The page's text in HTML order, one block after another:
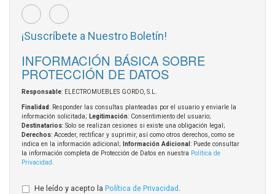
¡Suscríbete a Nuestro Boletín!
INFORMACIÓN BÁSICA SOBRE
PROTECCIÓN DE DATOS
Responsable: ELECTROMUEBLES GORDO, S.L.
Finalidad: Responder las consultas planteadas por el usuario y enviarle la
información solicitada; Legitimación: Consentimiento del usuario;
Destinatarios: Solo se realizan cesiones si existe una obligación legal;
Derechos: Acceder, rectificar y suprimir, así como otros derechos, como se
indica en la información adicional;
Información Adicional : Puede consultar
la información completa de Protección de Datos en nuestra Política de
Privacidad
He leído y acepto la Política de Privacidad .